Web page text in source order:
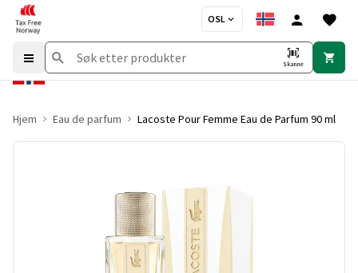
OSL
Skanne
Hjem Eau de parfum Lacoste Pour Femme Eau de Parfum 90 ml